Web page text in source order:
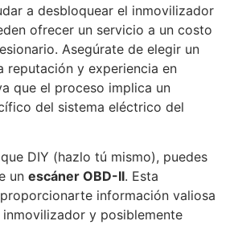
a desbloquear el inmovilizador
ofrecer un servicio a un costo
Asegúrate de elegir un
reputación y experiencia en
que el proceso implica un
del sistema eléctrico del
DIY (hazlo tú mismo), puedes
un escáner OBD-II. Esta
información valiosa
y posiblemente